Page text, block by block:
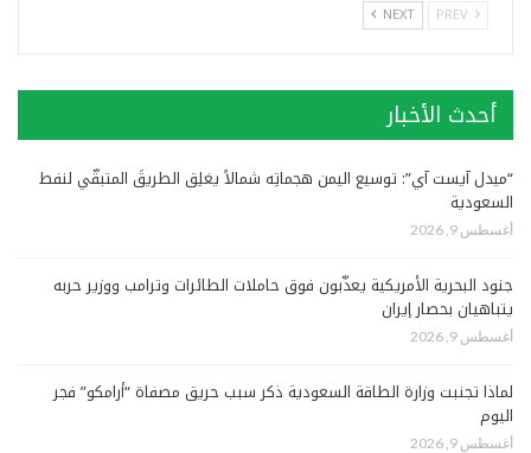
NEXT
أحدث الأخبار
“ميدل آيست آي”: توسيع اليمن هجماتِه شمالاً يغلِق الطريقَ المتبقّي لنفط
السعودية
أغسطس 9, 2026
جنود البحرية الأمريكية يعذّبون فوق حاملات الطائرات وترامب ووزير حربه
يتباهيان بحصار إيران
أغسطس 9, 2026
لماذا تجنبت وزارة الطاقة السعودية ذكر سبب حريق مصفاة “أرامكو” فجر
اليوم
أغسطس 9, 2026